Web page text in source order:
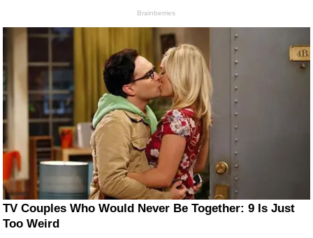
Brainberries
TV Couples Who Would Never Be Together: 9 Is Just
Too Weird